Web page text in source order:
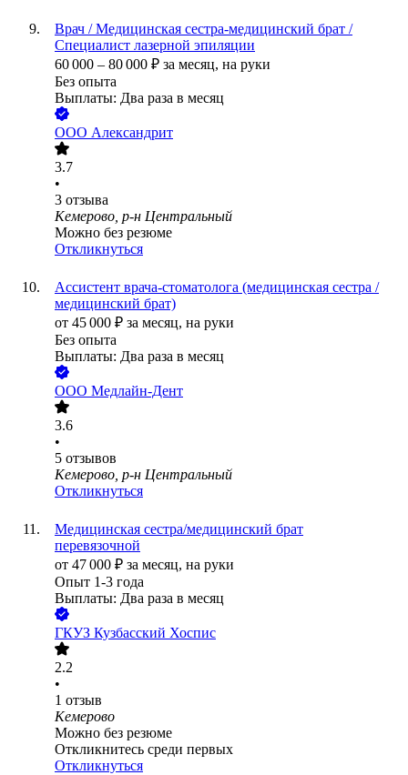
Врач / Медицинская сестра-медицинский брат /
Специалист лазерной эпиляции
60 000 – 80 000 ₽ за месяц, на руки
Без опыта
Выплаты: Два раза в месяц
ООО Александрит
3.7
•
3 отзыва
Кемерово, р-н Центральный
Можно без резюме
Откликнуться
Ассистент врача-стоматолога (медицинская сестра /
медицинский брат)
от 45 000 ₽ за месяц, на руки
Без опыта
Выплаты: Два раза в месяц
ООО Медлайн-Дент
3.6
•
5 отзывов
Кемерово, р-н Центральный
Откликнуться
Медицинская сестра/медицинский брат
перевязочной
от 47 000 ₽ за месяц, на руки
Опыт 1-3 года
Выплаты: Два раза в месяц
ГКУЗ Кузбасский Хоспис
2.2
•
1 отзыв
Кемерово
Можно без резюме
Откликнитесь среди первых
Откликнуться